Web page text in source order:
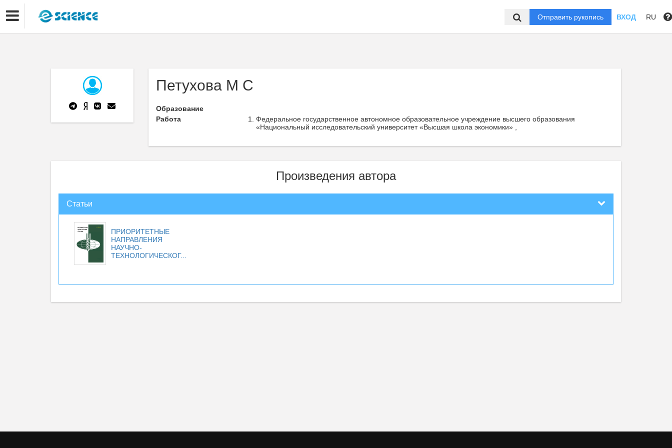
Отправить рукопись ВХОД RU
Петухова М С
Образование
Работа
Федеральное государственное автономное образовательное учреждение высшего образования
«Национальный исследовательский университет «Высшая школа экономики» ,
Произведения автора
Статьи
ПРИОРИТЕТНЫЕ
НАПРАВЛЕНИЯ
НАУЧНО-
ТЕХНОЛОГИЧЕСКОГ...